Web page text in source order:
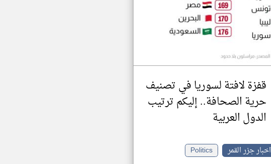
قفزة لافتة لسوريا في تصنيف
حرية الصحافة.. إليكم ترتيب
الدول العربية
اخبار جزر القمر
Politics